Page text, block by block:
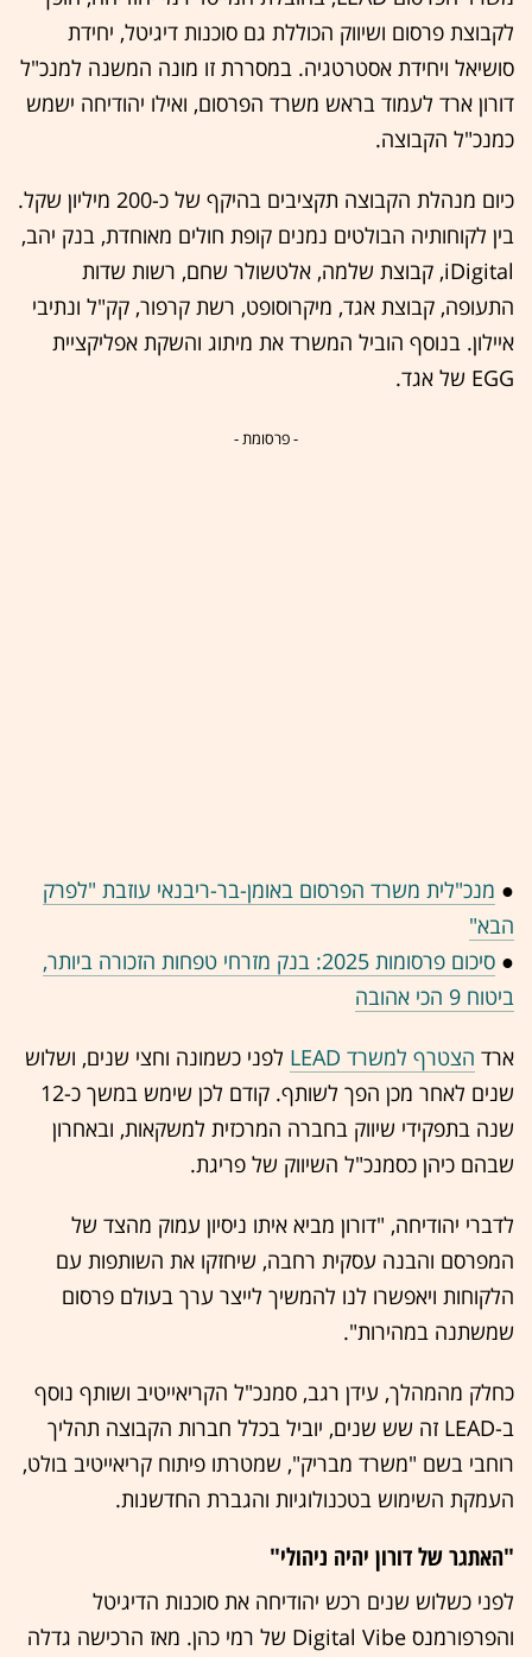
לקבוצת פרסום ושיווק הכוללת גם סוכנות דיגיטל, יחידת
סושיאל ויחידת אסטרטגיה. במסררת זו מונה המשנה למנכ"ל
דורון ארד לעמוד בראש משרד הפרסום, ואילו יהודיחה ישמש
כמנכ"ל הקבוצה.
כיום מנהלת הקבוצה תקציבים בהיקף של כ-200 מיליון שקל.
בין לקוחותיה הבולטים נמנים קופת חולים מאוחדת, בנק יהב,
iDigital, קבוצת שלמה, אלטשולר שחם, רשות שדות
התעופה, קבוצת אגד, מיקרוסופט, רשת קרפור, קק"ל ונתיבי
איילון. בנוסף הוביל המשרד את מיתוג והשקת אפליקציית
EGG של אגד.
- פרסומת -
● מנכ"לית משרד הפרסום באומן-בר-ריבנאי עוזבת "לפרק
הבא"
●
סיכום פרסומות 2025: בנק מזרחי טפחות הזכורה ביותר,
ביטוח 9 הכי אהובה
ארד הצטרף למשרד LEAD
לפני כשמונה וחצי שנים, ושלוש
שנים לאחר מכן הפך לשותף. קודם לכן שימש במשך כ-12
שנה בתפקידי שיווק בחברה המרכזית למשקאות, ובאחרון
שבהם כיהן כסמנכ"ל השיווק של פריגת.
לדברי יהודיחה, "דורון מביא איתו ניסיון עמוק מהצד של
המפרסם והבנה עסקית רחבה, שיחזקו את השותפות עם
הלקוחות ויאפשרו לנו להמשיך לייצר ערך בעולם פרסום
שמשתנה במהירות".
כחלק מהמהלך, עידן רגב, סמנכ"ל הקריאייטיב ושותף נוסף
ב-LEAD זה שש שנים, יוביל בכלל חברות הקבוצה תהליך
רוחבי בשם "משרד מבריק", שמטרתו פיתוח קריאייטיב בולט,
העמקת השימוש בטכנולוגיות והגברת החדשנות.
"האתגר של דורון יהיה ניהולי"
לפני כשלוש שנים רכש יהודיחה את סוכנות הדיגיטל
והפרפורמנס Digital Vibe של רמי כהן. מאז הרכישה גדלה